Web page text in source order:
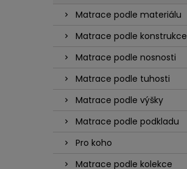
Matrace podle materiálu
Matrace podle konstrukce
Matrace podle nosnosti
Matrace podle tuhosti
Matrace podle výšky
Matrace podle podkladu
Pro koho
Matrace podle kolekce